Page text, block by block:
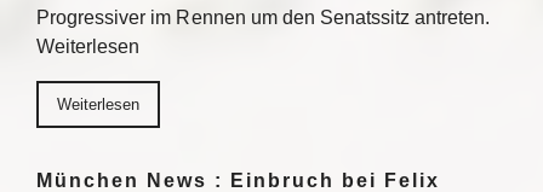
Progressiver im Rennen um den Senatssitz antreten.
Weiterlesen
Weiterlesen
München News : Einbruch bei Felix